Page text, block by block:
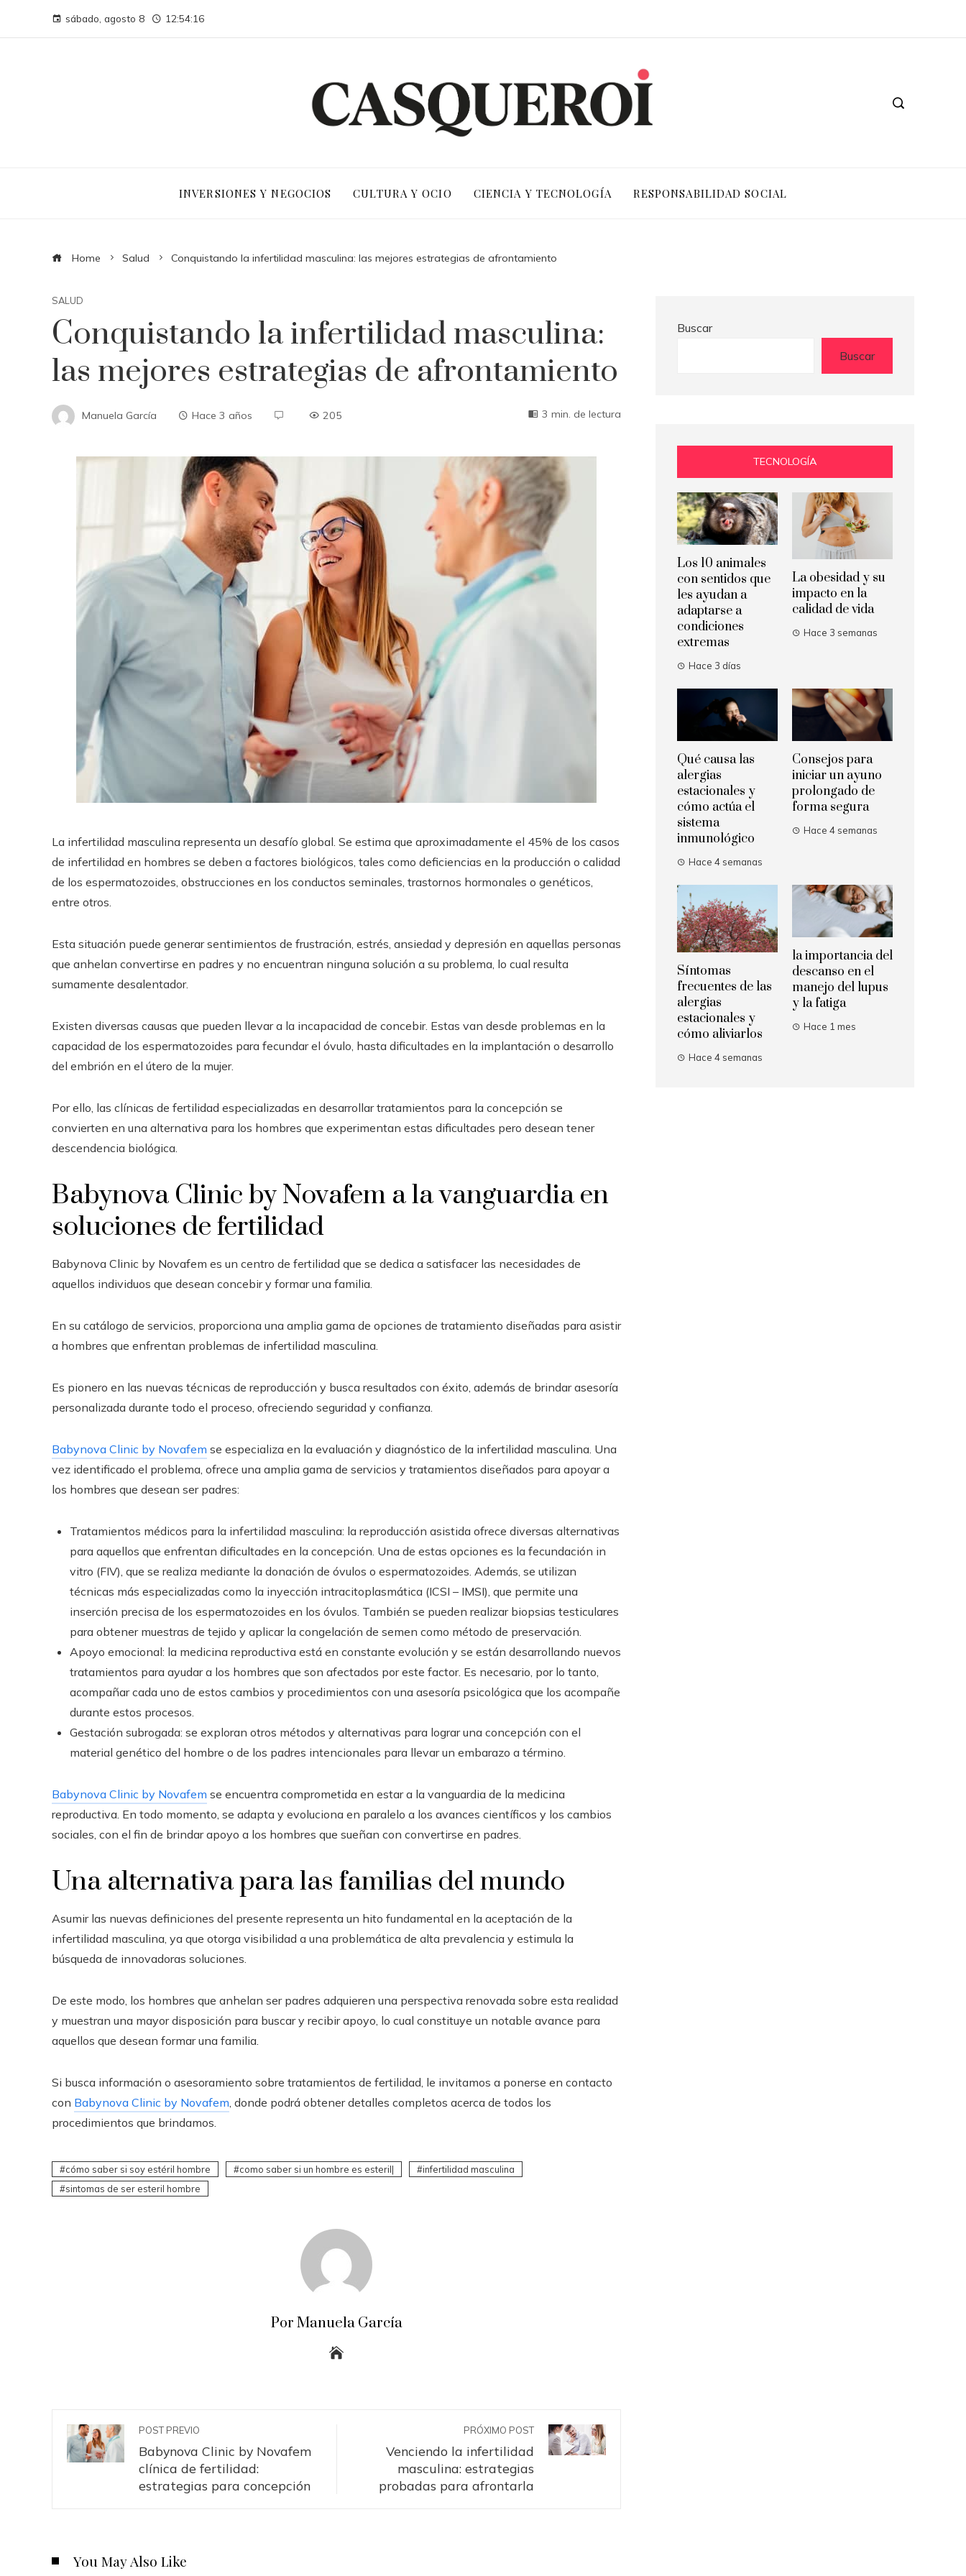
sábado, agosto 8 12:54:17
INVERSIONES Y NEGOCIOS CULTURA Y OCIO CIENCIA Y TECNOLOGÍA RESPONSABILIDAD SOCIAL
Home Salud Conquistando la infertilidad masculina: las mejores estrategias de afrontamiento
SALUD
Conquistando la infertilidad masculina:
las mejores estrategias de afrontamiento
Manuela García Hace 3 años 205 3 min. de lectura
La infertilidad masculina representa un desafío global. Se estima que aproximadamente el 45% de los casos
de infertilidad en hombres se deben a factores biológicos, tales como deficiencias en la producción o calidad
de los espermatozoides, obstrucciones en los conductos seminales, trastornos hormonales o genéticos,
entre otros.
Esta situación puede generar sentimientos de frustración, estrés, ansiedad y depresión en aquellas personas
que anhelan convertirse en padres y no encuentran ninguna solución a su problema, lo cual resulta
sumamente desalentador.
Existen diversas causas que pueden llevar a la incapacidad de concebir. Estas van desde problemas en la
capacidad de los espermatozoides para fecundar el óvulo, hasta dificultades en la implantación o desarrollo
del embrión en el útero de la mujer.
Por ello, las clínicas de fertilidad especializadas en desarrollar tratamientos para la concepción se
convierten en una alternativa para los hombres que experimentan estas dificultades pero desean tener
descendencia biológica.
Babynova Clinic by Novafem a la vanguardia en
soluciones de fertilidad
Babynova Clinic by Novafem es un centro de fertilidad que se dedica a satisfacer las necesidades de
aquellos individuos que desean concebir y formar una familia.
En su catálogo de servicios, proporciona una amplia gama de opciones de tratamiento diseñadas para asistir
a hombres que enfrentan problemas de infertilidad masculina.
Es pionero en las nuevas técnicas de reproducción y busca resultados con éxito, además de brindar asesoría
personalizada durante todo el proceso, ofreciendo seguridad y confianza.
Babynova Clinic by Novafem se especializa en la evaluación y diagnóstico de la infertilidad masculina. Una
vez identificado el problema, ofrece una amplia gama de servicios y tratamientos diseñados para apoyar a
los hombres que desean ser padres:
Tratamientos médicos para la infertilidad masculina: la reproducción asistida ofrece diversas alternativas
para aquellos que enfrentan dificultades en la concepción. Una de estas opciones es la fecundación in
vitro (FIV), que se realiza mediante la donación de óvulos o espermatozoides. Además, se utilizan
técnicas más especializadas como la inyección intracitoplasmática (ICSI – IMSI), que permite una
inserción precisa de los espermatozoides en los óvulos. También se pueden realizar biopsias testiculares
para obtener muestras de tejido y aplicar la congelación de semen como método de preservación.
Apoyo emocional: la medicina reproductiva está en constante evolución y se están desarrollando nuevos
tratamientos para ayudar a los hombres que son afectados por este factor. Es necesario, por lo tanto,
acompañar cada uno de estos cambios y procedimientos con una asesoría psicológica que los acompañe
durante estos procesos.
Gestación subrogada: se exploran otros métodos y alternativas para lograr una concepción con el
material genético del hombre o de los padres intencionales para llevar un embarazo a término.
Babynova Clinic by Novafem se encuentra comprometida en estar a la vanguardia de la medicina
reproductiva. En todo momento, se adapta y evoluciona en paralelo a los avances científicos y los cambios
sociales, con el fin de brindar apoyo a los hombres que sueñan con convertirse en padres.
Una alternativa para las familias del mundo
Asumir las nuevas definiciones del presente representa un hito fundamental en la aceptación de la
infertilidad masculina, ya que otorga visibilidad a una problemática de alta prevalencia y estimula la
búsqueda de innovadoras soluciones.
De este modo, los hombres que anhelan ser padres adquieren una perspectiva renovada sobre esta realidad
y muestran una mayor disposición para buscar y recibir apoyo, lo cual constituye un notable avance para
aquellos que desean formar una familia.
Si busca información o asesoramiento sobre tratamientos de fertilidad, le invitamos a ponerse en contacto
con Babynova Clinic by Novafem, donde podrá obtener detalles completos acerca de todos los
procedimientos que brindamos.
cómo saber si soy estéril hombre como saber si un hombre es esteril|
infertilidad masculina
sintomas de ser esteril hombre
Por Manuela García
POST PREVIO
Babynova Clinic by Novafem
clínica de fertilidad:
estrategias para concepción
PRÓXIMO POST
Venciendo la infertilidad
masculina: estrategias
probadas para afrontarla
You May Also Like
Buscar
Buscar
TECNOLOGÍA
Los 10 animales
con sentidos que
les ayudan a
adaptarse a
condiciones
extremas
Hace 3 días
La obesidad y su
impacto en la
calidad de vida
Hace 3 semanas
Qué causa las
alergias
estacionales y
cómo actúa el
sistema
inmunológico
Hace 4 semanas
Consejos para
iniciar un ayuno
prolongado de
forma segura
Hace 4 semanas
Síntomas
frecuentes de las
alergias
estacionales y
cómo aliviarlos
Hace 4 semanas
la importancia del
descanso en el
manejo del lupus
y la fatiga
Hace 1 mes